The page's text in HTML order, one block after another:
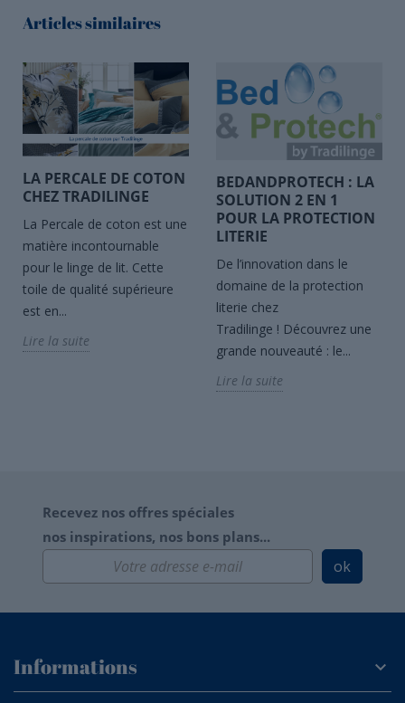
Articles similaires
LA PERCALE DE COTON
CHEZ TRADILINGE
La Percale de coton est une
matière incontournable
pour le linge de lit. Cette
toile de qualité supérieure
est en...
Lire la suite
BEDANDPROTECH : LA
SOLUTION 2 EN 1
POUR LA PROTECTION
LITERIE
De l’innovation dans le
domaine de la protection
literie chez
Tradilinge ! Découvrez une
grande nouveauté : le...
Lire la suite
Recevez nos offres spéciales
nos inspirations, nos bons plans...
ok
Informations